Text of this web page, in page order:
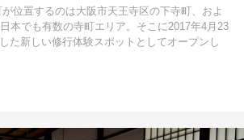
位置するのは大阪市天王寺区の下寺町、およ
本でも有数の寺町エリア。そこに2017年4月23
た新しい修行体験スポットとしてオープンし